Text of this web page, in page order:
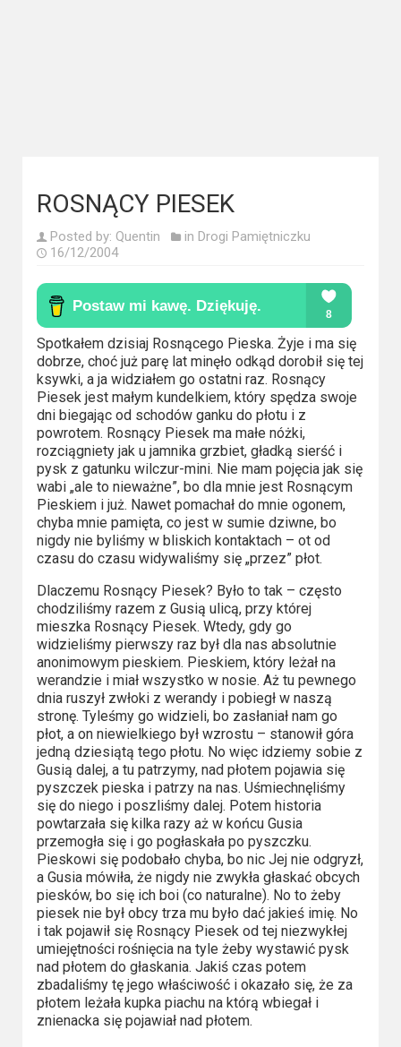
dokumentalne
Horrory
azjatyckie
Kino
europejskie
Kino
polskie
Komedie
Korea
Południowa
oparte
na
faktach
Thrillery
Streaming
Amazon
Prime
Video
Apple
TV
+
Disney+
HBO
Max
ROSNĄCY PIESEK
Posted by: Quentin in Drogi Pamiętniczku
16/12/2004
Spotkałem dzisiaj Rosnącego Pieska. Żyje i ma się
dobrze, choć już parę lat minęło odkąd dorobił się tej
ksywki, a ja widziałem go ostatni raz. Rosnący
Piesek jest małym kundelkiem, który spędza swoje
dni biegając od schodów ganku do płotu i z
powrotem. Rosnący Piesek ma małe nóżki,
rozciągniety jak u jamnika grzbiet, gładką sierść i
pysk z gatunku wilczur-mini. Nie mam pojęcia jak się
wabi „ale to nieważne”, bo dla mnie jest Rosnącym
Pieskiem i już. Nawet pomachał do mnie ogonem,
chyba mnie pamięta, co jest w sumie dziwne, bo
nigdy nie byliśmy w bliskich kontaktach – ot od
czasu do czasu widywaliśmy się „przez” płot.
Dlaczemu Rosnący Piesek? Było to tak – często
chodziliśmy razem z Gusią ulicą, przy której
mieszka Rosnący Piesek. Wtedy, gdy go
widzieliśmy pierwszy raz był dla nas absolutnie
anonimowym pieskiem. Pieskiem, który leżał na
werandzie i miał wszystko w nosie. Aż tu pewnego
dnia ruszył zwłoki z werandy i pobiegł w naszą
stronę. Tyleśmy go widzieli, bo zasłaniał nam go
płot, a on niewielkiego był wzrostu – stanowił góra
jedną dziesiątą tego płotu. No więc idziemy sobie z
Gusią dalej, a tu patrzymy, nad płotem pojawia się
pyszczek pieska i patrzy na nas. Uśmiechnęliśmy
się do niego i poszliśmy dalej. Potem historia
powtarzała się kilka razy aż w końcu Gusia
przemogła się i go pogłaskała po pyszczku.
Pieskowi się podobało chyba, bo nic Jej nie odgryzł,
a Gusia mówiła, że nigdy nie zwykła głaskać obcych
piesków, bo się ich boi (co naturalne). No to żeby
piesek nie był obcy trza mu było dać jakieś imię. No
i tak pojawił się Rosnący Piesek od tej niezwykłej
umiejętności rośnięcia na tyle żeby wystawić pysk
nad płotem do głaskania. Jakiś czas potem
zbadaliśmy tę jego właściwość i okazało się, że za
płotem leżała kupka piachu na którą wbiegał i
znienacka się pojawiał nad płotem.